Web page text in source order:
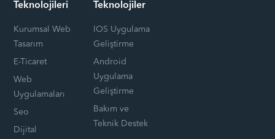
Teknolojileri
Kurumsal Web
Tasarım
E-Ticaret
Web
Uygulamaları
Seo
Dijital
Teknolojiler
IOS Uygulama
Geliştirme
Android
Uygulama
Geliştirme
Bakım ve
Teknik Destek